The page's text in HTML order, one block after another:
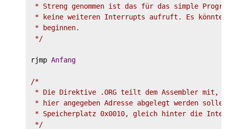
* Streng genommen ist das für das simple
* keine weiteren Interrupts aufruft. Es könnte
* beginnen.
*/
rjmp Anfang
/*
* Die Direktive .ORG teilt dem Assembler mit,
* hier angegeben Adresse abgelegt werden sollen.
* Speicherplatz 0x0010, gleich hinter die
*/